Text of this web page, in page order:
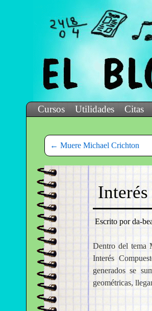
Cursos Utilidades Citas
← Muere Michael Crichton
Escrito por da-
Dentro del tema
Interés
generados se
geométricas,